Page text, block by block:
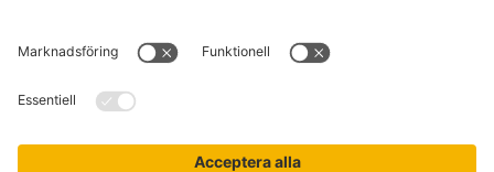
Kontakta kundservice
Jobba hos oss
Om Liber